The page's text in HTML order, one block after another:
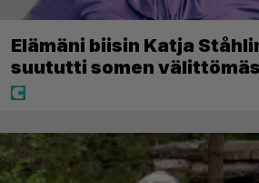
Elämäni biisin Katja
suututti somen